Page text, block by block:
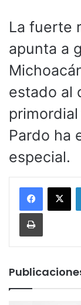
La fuerte
apunta a
estado al
Pardo ha
especial.
Imprimir